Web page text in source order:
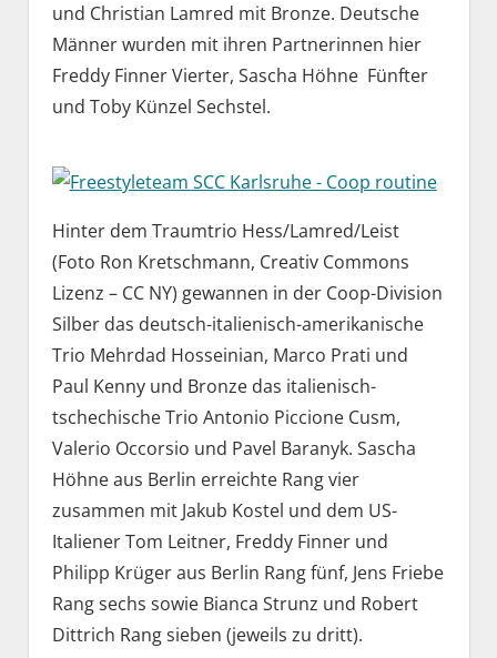
und Christian Lamred mit Bronze. Deutsche
Männer wurden mit ihren Partnerinnen hier
Freddy Finner Vierter, Sascha Höhne Fünfter
und Toby Künzel Sechstel.
Hinter dem Traumtrio Hess/Lamred/Leist
(Foto Ron Kretschmann, Creativ Commons
Lizenz – CC NY) gewannen in der Coop-Division
Silber das deutsch-italienisch-amerikanische
Trio Mehrdad Hosseinian, Marco Prati und
Paul Kenny und Bronze das italienisch-
tschechische Trio Antonio Piccione Cusm,
Valerio Occorsio und Pavel Baranyk. Sascha
Höhne aus Berlin erreichte Rang vier
zusammen mit Jakub Kostel und dem US-
Italiener Tom Leitner, Freddy Finner und
Philipp Krüger aus Berlin Rang fünf, Jens Friebe
Rang sechs sowie Bianca Strunz und Robert
Dittrich Rang sieben (jeweils zu dritt).